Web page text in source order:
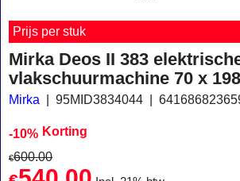
Prijs per stuk
Mirka Deos II 383
vlakschuurmachine 70 x
Mirka 95MID3834044
-10% Korting
€600.00